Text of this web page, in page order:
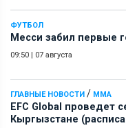
ФУТБОЛ
Месси забил первые
09:50 | 07 августа
ГЛАВНЫЕ НОВОСТИ / ММА
EFC Global проведет
Кыргызстане